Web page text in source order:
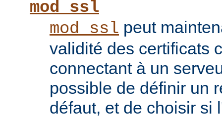
mod_ssl
mod_ssl peut
validité des certificats
connectant à un
possible de définir un
défaut, et de choisir si